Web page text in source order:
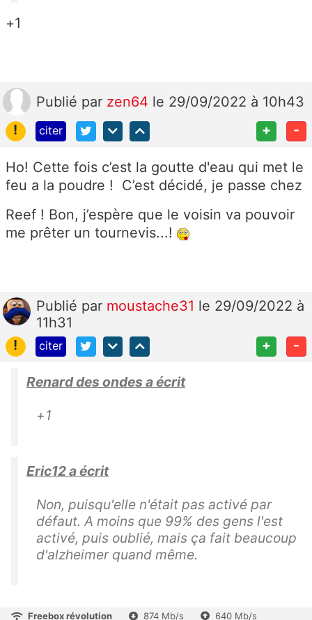
+1
Publié par zen64 le 29/09/2022 à 10h43
!
citer + -
Ho! Cette fois c’est la goutte d'eau qui met le
feu a la poudre ! C’est décidé, je passe chez
Reef ! Bon, j’espère que le voisin va pouvoir
me prêter un tournevis...!
Publié par moustache31 le 29/09/2022 à
11h31
!
citer + -
Renard des ondes a écrit
+1
Eric12 a écrit
Non, puisqu'elle n'était pas activé par
défaut. A moins que 99% des gens l'est
activé, puis oublié, mais ça fait beaucoup
d'alzheimer quand même.
Freebox révolution 874 Mb/s 640 Mb/s